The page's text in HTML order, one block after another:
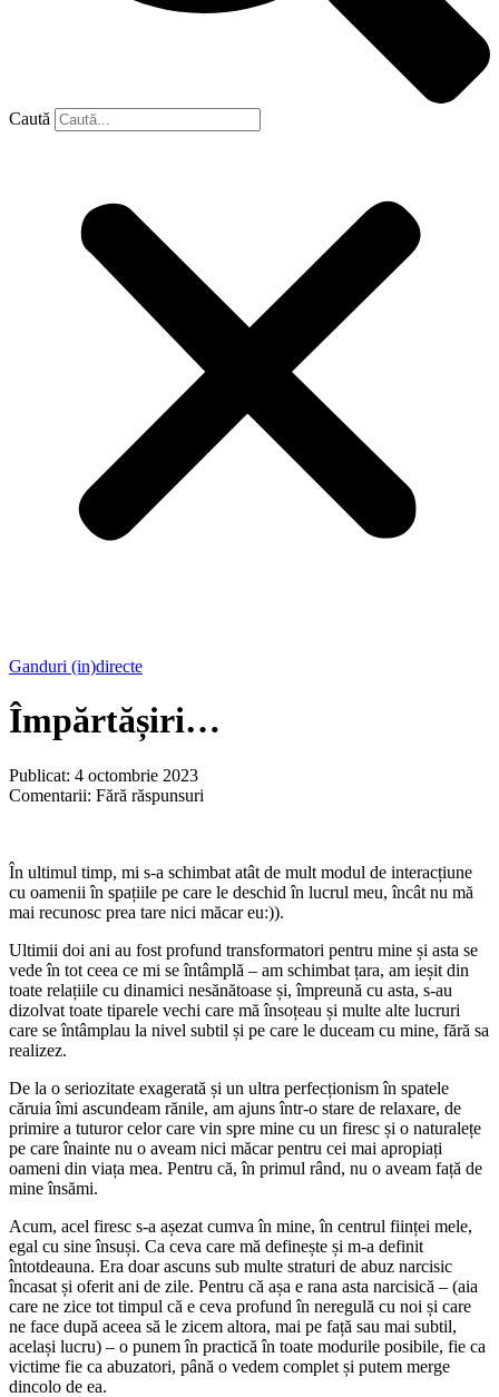
Caută
Ganduri (in)directe
Împărtășiri…
Publicat: 4 octombrie 2023
Comentarii: Fără răspunsuri
În ultimul timp, mi s-a schimbat atât de mult modul de interacțiune
cu oamenii în spațiile pe care le deschid în lucrul meu, încât nu mă
mai recunosc prea tare nici măcar eu:)).
Ultimii doi ani au fost profund transformatori pentru mine și asta se
vede în tot ceea ce mi se întâmplă – am schimbat țara, am ieșit din
toate relațiile cu dinamici nesănătoase și, împreună cu asta, s-au
dizolvat toate tiparele vechi care mă însoțeau și multe alte lucruri
care se întâmplau la nivel subtil și pe care le duceam cu mine, fără sa
realizez.
De la o seriozitate exagerată și un ultra perfecționism în spatele
căruia îmi ascundeam rănile, am ajuns într-o stare de relaxare, de
primire a tuturor celor care vin spre mine cu un firesc și o naturalețe
pe care înainte nu o aveam nici măcar pentru cei mai apropiați
oameni din viața mea. Pentru că, în primul rând, nu o aveam față de
mine însămi.
Acum, acel firesc s-a așezat cumva în mine, în centrul ființei mele,
egal cu sine însuși. Ca ceva care mă definește și m-a definit
întotdeauna. Era doar ascuns sub multe straturi de abuz narcisic
încasat și oferit ani de zile. Pentru că așa e rana asta narcisică – (aia
care ne zice tot timpul că e ceva profund în neregulă cu noi și care
ne face după aceea să le zicem altora, mai pe față sau mai subtil,
același lucru) – o punem în practică în toate modurile posibile, fie ca
victime fie ca abuzatori, până o vedem complet și putem merge
dincolo de ea.